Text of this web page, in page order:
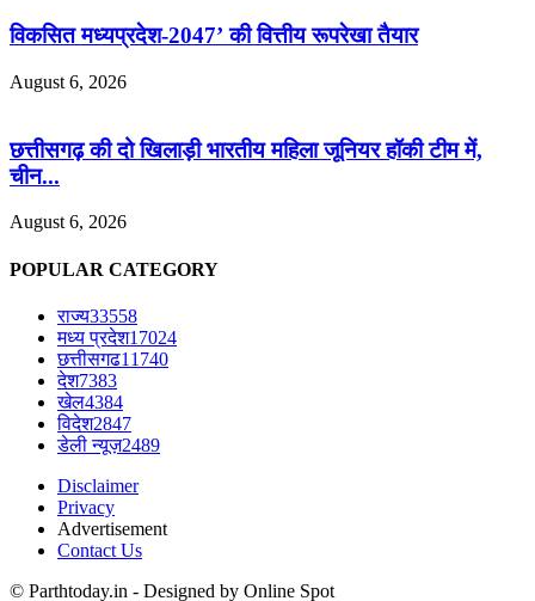
विकसित मध्यप्रदेश-2047’ की वित्तीय रूपरेखा तैयार
August 6, 2026
छत्तीसगढ़ की दो खिलाड़ी भारतीय महिला जूनियर हॉकी टीम में,
चीन...
August 6, 2026
POPULAR CATEGORY
राज्य33558
मध्य प्रदेश17024
छत्तीसगढ11740
देश7383
खेल4384
विदेश2847
डेली न्यूज़2489
Disclaimer
Privacy
Advertisement
Contact Us
© Parthtoday.in - Designed by Online Spot